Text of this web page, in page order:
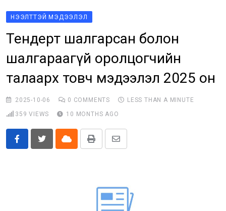
Үйлчилгээ
Ил тод байдал
Танин мэдэхүй
Бусад
НЭЭЛТТЭЙ МЭДЭЭЛЭЛ
Тендерт шалгарсан болон
шалгараагүй оролцогчийн
талаарх товч мэдээлэл 2025 он
2025-10-06 0 COMMENTS
LESS THAN A MINUTE
359 VIEWS 10 MONTHS AGO
Cloud Print
Share